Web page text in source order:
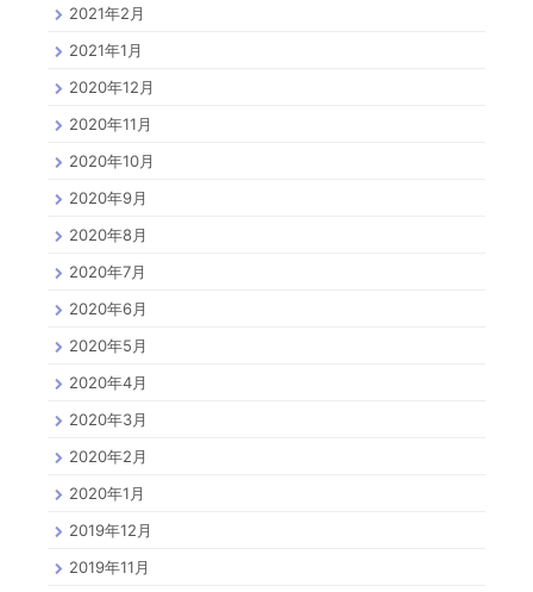
2021年2月
2021年1月
2020年12月
2020年11月
2020年10月
2020年9月
2020年8月
2020年7月
2020年6月
2020年5月
2020年4月
2020年3月
2020年2月
2020年1月
2019年12月
2019年11月